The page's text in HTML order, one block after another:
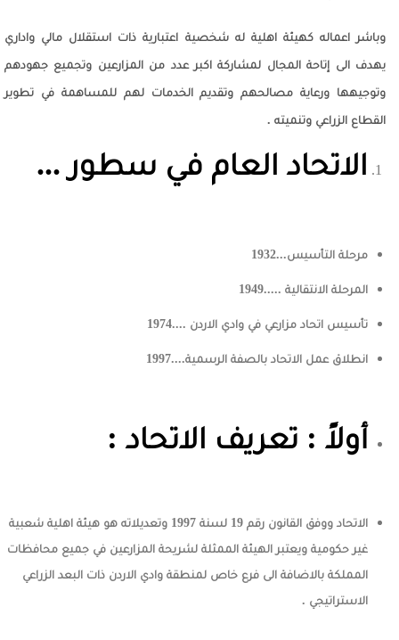
وباشر اعماله كهيئة اهلية له شخصية اعتبارية ذات استقلال مالي واداري
يهدف الى إتاحة المجال لمشاركة اكبر عدد من المزارعين وتجميع جهودهم
وتوجيهها ورعاية مصالحهم وتقديم الخدمات لهم للمساهمة في تطوير
القطاع الزراعي وتنميته .
الاتحاد العام في سطور ...
مرحلة التأسيس...1932
المرحلة الانتقالية .....1949
تأسيس اتحاد مزارعي في وادي الاردن ....1974
انطلاق عمل الاتحاد بالصفة الرسمية....1997
أولاً : تعريف الاتحاد :
الاتحاد ووفق القانون رقم 19 لسنة 1997 وتعديلاته هو هيئة اهلية شعبية
غير حكومية ويعتبر الهيئة الممثلة لشريحة المزارعين في جميع محافظات
المملكة بالاضافة الى فرع خاص لمنطقة وادي الاردن ذات البعد الزراعي
الاستراتيجي .